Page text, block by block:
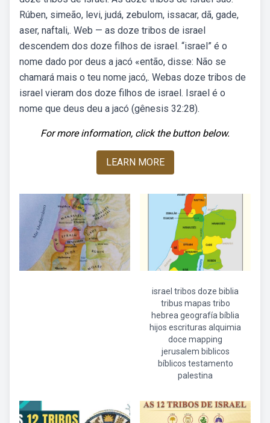
Rúben, simeão, levi, judá, zebulom, issacar, dã, gade,
aser, naftali,. Web — as doze tribos de israel
descendem dos doze filhos de israel. “israel” é o
nome dado por deus a jacó «então, disse: Não se
chamará mais o teu nome jacó,. Webas doze tribos de
israel vieram dos doze filhos de israel. Israel é o
nome que deus deu a jacó (gênesis 32:28).
For more information, click the button below.
LEARN MORE
israel tribos doze biblia
tribus mapas tribo
hebrea geografía bíblia
hijos escrituras alquimia
doce mapping
jerusalem biblicos
bíblicos testamento
palestina